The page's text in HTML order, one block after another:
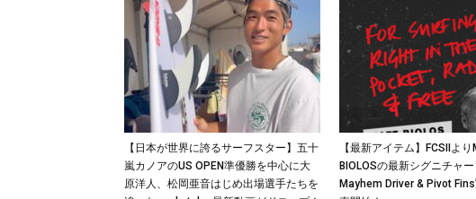
【日本が世界に誇るサーフスター】五十
嵐カノアのUS OPEN準優勝を中心に大
原洋人、松岡亜音はじめ出場選手たちを
【最新アイテム】FCSIIより
BIOLOSの最新シグニチャ
Mayhem Driver & Pivot